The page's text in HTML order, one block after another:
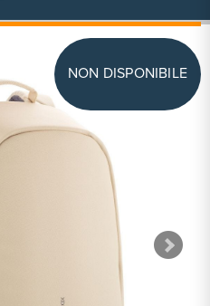
NON DISPONIBILE